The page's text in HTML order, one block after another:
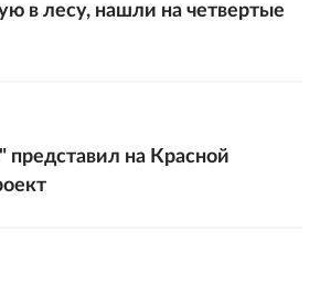
в лесу, нашли на четвертые
на Красной